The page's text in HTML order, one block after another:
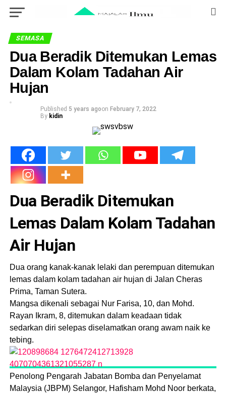
SEMASA
Dua Beradik Ditemukan Lemas
Dalam Kolam Tadahan Air
Hujan
Published 5 years agoon February 7, 2022
By kidin
Dua Beradik Ditemukan
Lemas Dalam Kolam Tadahan
Air Hujan
Dua orang kanak-kanak lelaki dan perempuan ditemukan
lemas dalam kolam tadahan air hujan di Jalan Cheras
Prima, Taman Sutera.
Mangsa dikenali sebagai Nur Farisa, 10, dan Mohd.
Rayan Ikram, 8, ditemukan dalam keadaan tidak
sedarkan diri selepas diselamatkan orang awam naik ke
tebing.
Penolong Pengarah Jabatan Bomba dan Penyelamat
Malaysia (JBPM) Selangor, Hafisham Mohd Noor berkata,